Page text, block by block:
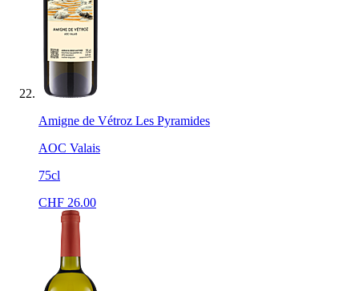
Amigne de Vétroz Les Pyramides
AOC Valais
75cl
CHF 26.00